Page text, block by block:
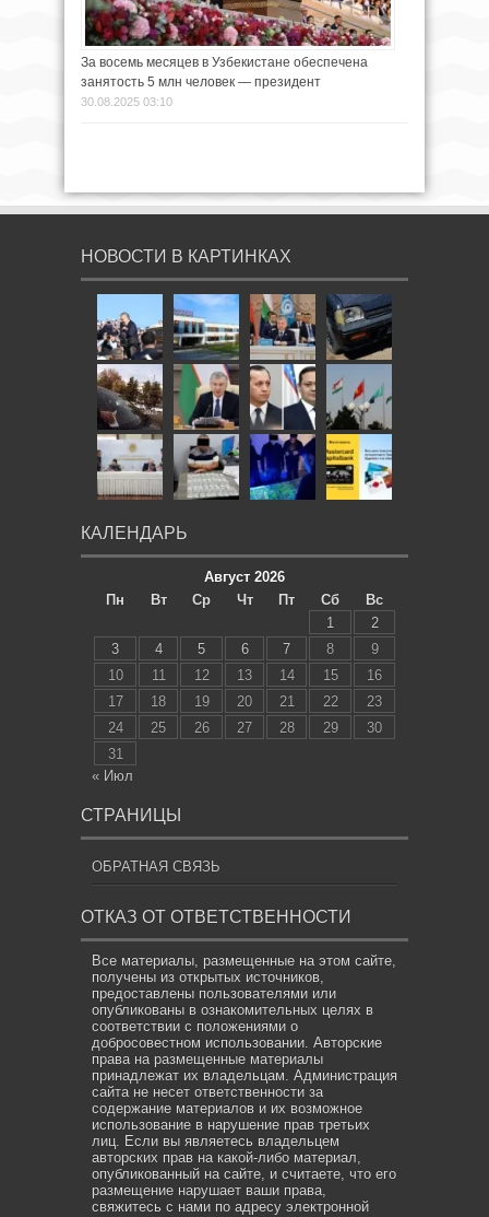
За восемь месяцев в Узбекистане обеспечена
занятость 5 млн человек — президент
30.08.2025 03:10
НОВОСТИ В КАРТИНКАХ
КАЛЕНДАРЬ
Август 2026
Пн
Вт Ср Чт Пт Сб
Вс
1
2
3
4 5 6 7 8
9
10
11 12 13 14 15
16
17
18 19 20 21 22
23
24
25 26 27 28 29
30
31
« Июл
СТРАНИЦЫ
ОБРАТНАЯ СВЯЗЬ
ОТКАЗ ОТ ОТВЕТСТВЕННОСТИ
Все материалы, размещенные на этом сайте,
получены из открытых источников,
предоставлены пользователями или
опубликованы в ознакомительных целях в
соответствии с положениями о
добросовестном использовании. Авторские
права на размещенные материалы
принадлежат их владельцам. Администрация
сайта не несет ответственности за
содержание материалов и их возможное
использование в нарушение прав третьих
лиц. Если вы являетесь владельцем
авторских прав на какой-либо материал,
опубликованный на сайте, и считаете, что его
размещение нарушает ваши права,
свяжитесь с нами по адресу электронной